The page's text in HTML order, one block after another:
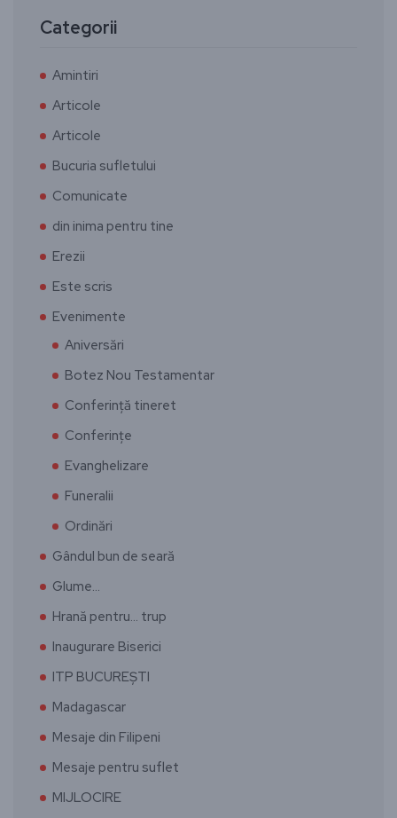
Categorii
Amintiri
Articole
Articole
Bucuria sufletului
Comunicate
din inima pentru tine
Erezii
Este scris
Evenimente
Aniversări
Botez Nou Testamentar
Conferință tineret
Conferințe
Evanghelizare
Funeralii
Ordinări
Gândul bun de seară
Glume…
Hrană pentru… trup
Inaugurare Biserici
ITP BUCUREȘTI
Madagascar
Mesaje din Filipeni
Mesaje pentru suflet
MIJLOCIRE